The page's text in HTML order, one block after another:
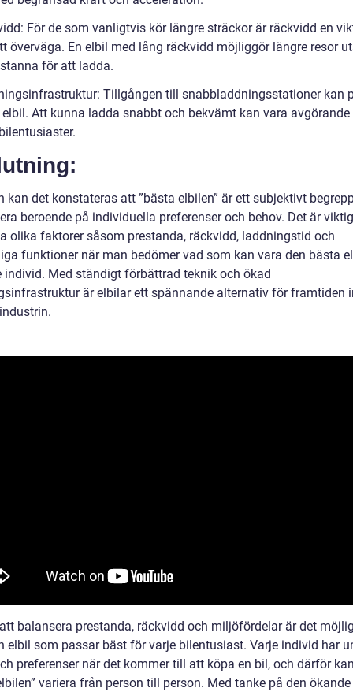
För de som vanligtvis kör längre sträckor är räckvidd en
överväga. En elbil med lång räckvidd möjliggör längre resor
för att ladda.
Tillgången till snabbladdningsstationer kan
Att kunna ladda snabbt och bekvämt kan vara
kan det konstateras att ”bästa elbilen” är ett subjektivt
beroende på individuella preferenser och behov. Det är
olika faktorer såsom prestanda, räckvidd, laddningstid och
funktioner när man bedömer vad som kan vara den bästa
individ. Med ständigt förbättrad teknik och ökad
är elbilar ett spännande alternativ för framtiden
balansera prestanda, räckvidd och miljöfördelar är det
elbil som passar bäst för varje bilentusiast. Varje individ har
preferenser när det kommer till att köpa en bil, och därför
variera från person till person. Med tanke på den ökande